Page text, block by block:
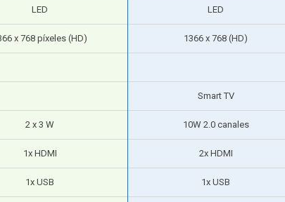
LED LED
x 768 píxeles (HD) 1366 x 768 (HD)
Smart TV
2 x 3 W 10W 2.0 canales
1x HDMI 2x HDMI
1x USB 1x USB